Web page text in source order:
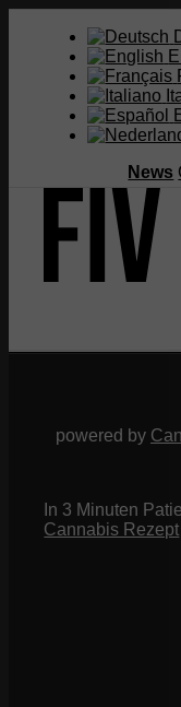
News
Menü Menü
powered by
In 3 Minuten
Cannabis Rezept